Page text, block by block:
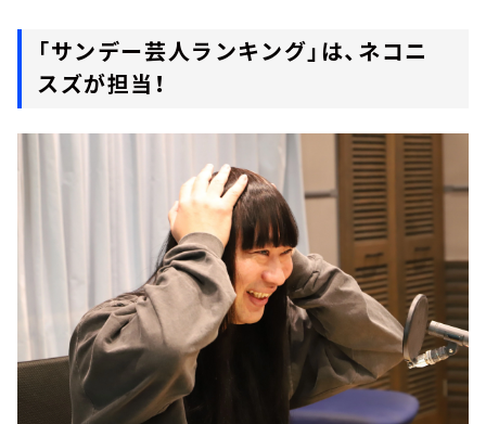
「サンデー芸人ランキング」は、ネコニ
スズが担当！